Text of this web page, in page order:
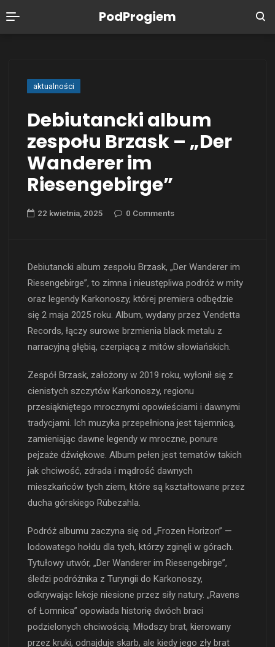
PodProgiem
aktualności
Debiutancki album
zespołu Brzask – „Der
Wanderer im
Riesengebirge”
22 kwietnia, 2025 0 Comments
Debiutancki album zespołu Brzask, „Der Wanderer im
Riesengebirge”, to zimna i nieustępliwa podróż w mity
oraz legendy Karkonoszy, której premiera odbędzie
się 2 maja 2025 roku. Album, wydany przez Vendetta
Records, łączy surowe brzmienia black metalu z
narracyjną głębią, czerpiącą z mitów słowiańskich.
Zespół Brzask, założony w 2019 roku, wyłonił się z
cienistych szczytów Karkonoszy, regionu
przesiąkniętego mrocznymi opowieściami i dawnymi
tradycjami. Ich muzyka przepełniona jest tajemnicą,
zamieniając dawne legendy w mroczne, ponure
pejzaże dźwiękowe. Album pełen jest tematów takich
jak chciwość, zdrada i mądrość dawnych
mieszkańców tych ziem, które są kształtowane przez
ducha górskiego Rübezahla.
Podróż albumu zaczyna się od „Frozen Horizon” —
lodowatego hołdu dla tych, którzy zginęli w górach.
Tytułowy utwór, „Der Wanderer im Riesengebirge”,
śledzi podróżnika z Turyngii do Karkonoszy,
odkrywając lekcje niesione przez siły natury. „Ravens
of Łomnica” opowiada historię dwóch braci
podzielonych chciwością. Młodszy brat, kierowany
przez kruki, odnajduje skarb, ale kiedy jego zły brat